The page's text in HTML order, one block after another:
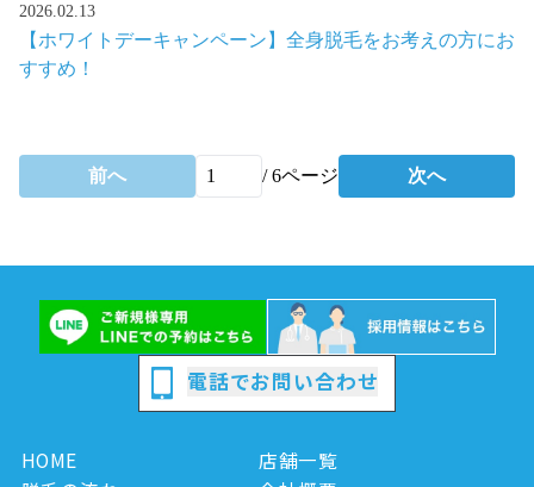
2026.02.13
【ホワイトデーキャンペーン】全身脱毛をお考えの方にお
すすめ！
前へ /6ページ 次へ
電話でお問い合わせ
HOME
店舗一覧